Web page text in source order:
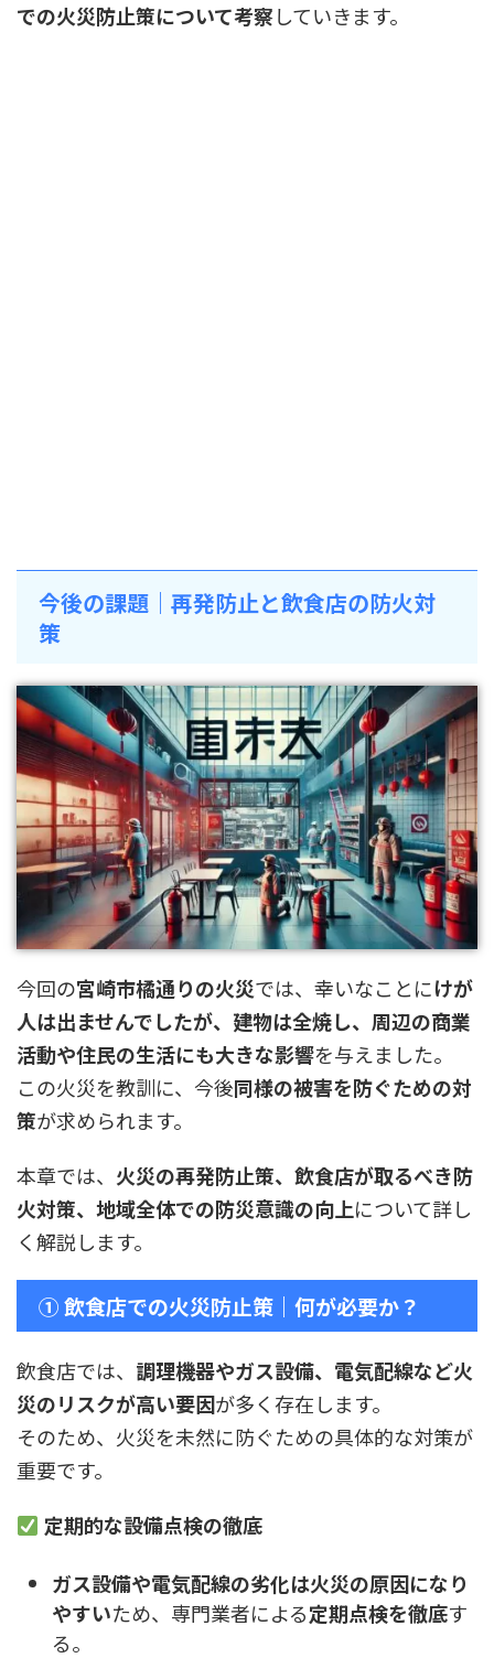
での火災防止策について考察していきます。
今後の課題｜再発防止と飲食店の防火対
策
今回の宮崎市橘通りの火災では、幸いなことにけが
人は出ませんでしたが、建物は全焼し、周辺の商業
活動や住民の生活にも大きな影響を与えました。
この火災を教訓に、今後同様の被害を防ぐための対
策が求められます。
本章では、 火災の再発防止策、飲食店が取るべき防
火対策、地域全体での防災意識の向上について詳し
く解説します。
① 飲食店での火災防止策｜何が必要か？
飲食店では、 調理機器やガス設備、電気配線など火
災のリスクが高い要因が多く存在します。
そのため、火災を未然に防ぐための具体的な対策が
重要です。
定期的な設備点検の徹底
ガス設備や電気配線の劣化は火災の原因になり
やすいため、専門業者による定期点検を徹底す
る。